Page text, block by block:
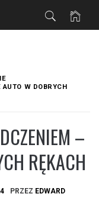
W DOBRYCH
–
RĘKACH
PRZEZ EDWARD